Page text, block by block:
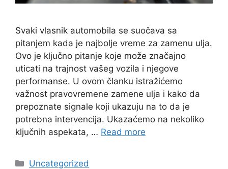
Svaki vlasnik automobila se suočava sa
pitanjem kada je najbolje vreme za zamenu ulja.
Ovo je ključno pitanje koje može značajno
uticati na trajnost vašeg vozila i njegove
performanse. U ovom članku istražićemo
važnost pravovremene zamene ulja i kako da
prepoznate signale koji ukazuju na to da je
potrebna intervencija. Ukazaćemo na nekoliko
ključnih aspekata, … Read more
Categories
Uncategorized